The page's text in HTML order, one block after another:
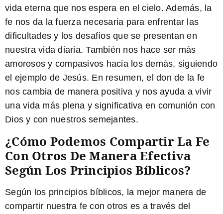
vida eterna que nos espera en el cielo. Además, la
fe nos da lafuerzanecesaria para enfrentar las
dificultades y los desafíos que se presentan en
nuestra vida diaria. También nos hace ser más
amorosos y compasivos hacia los demás, siguiendo
el ejemplo de Jesús. En resumen, el don de la fe
nos cambia de manera positiva y nos ayuda a vivir
una vida más plena y significativa en comunión con
Dios y con nuestros semejantes.
¿Cómo Podemos Compartir La Fe
Con Otros De Manera Efectiva
Según Los Principios Bíblicos?
Según los principios bíblicos, la mejor manera de
compartir nuestra fe con otros es a través del